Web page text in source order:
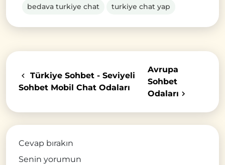
bedava turkiye chat turkiye chat yap
Türkiye Sohbet - Seviyeli
Sohbet Mobil Chat Odaları
Avrupa
Sohbet
Odaları
Cevap bırakın
Senin yorumun